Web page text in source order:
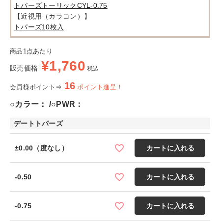
トパーズトーリックCYL-0.75
【近視用（カラコン）】
トパーズ10枚入
商品1点あたり
販売価格 ¥1,760 税込
会員様ポイント⇒ 16 ポイント進呈！
○カラー： ○PWR：
デートトパーズ
±0.00（度なし） カートに入れる
-0.50 カートに入れる
-0.75 カートに入れる